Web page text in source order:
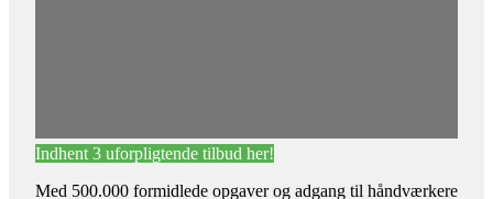
Indhent 3 uforpligtende tilbud her!
Med 500.000 formidlede opgaver og adgang til håndværkere